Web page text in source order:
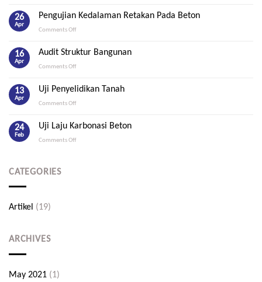
Hammer
26
Apr
Pengujian Kedalaman Retakan Pada Beton
Comments Offon
Kedalaman
16
Apr
Audit Struktur Bangunan
Comments Offon
Struktur
13
Apr
Uji Penyelidikan Tanah
Comments Offon
Penyelidikan
24
Feb
Uji Laju Karbonasi Beton
Comments Offon
CATEGORIES
Artikel (19)
ARCHIVES
May 2021 (1)